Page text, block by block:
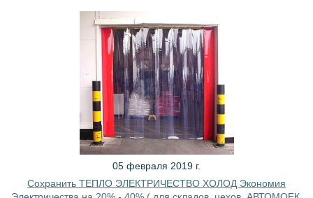
05 февраля 2019 г.
Сохранить ТЕПЛО ЭЛЕКТРИЧЕСТВО ХОЛОД Экономия